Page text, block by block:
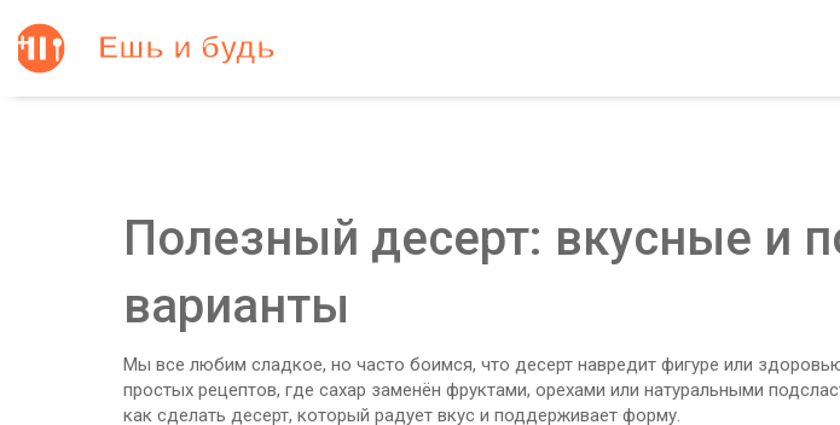
Полезный десерт: вкусные и
варианты
Мы все любим сладкое, но часто боимся, что десерт навредит фигуре или
простых рецептов, где сахар заменён фруктами, орехами или натуральными
как сделать десерт, который радует вкус и поддерживает форму.